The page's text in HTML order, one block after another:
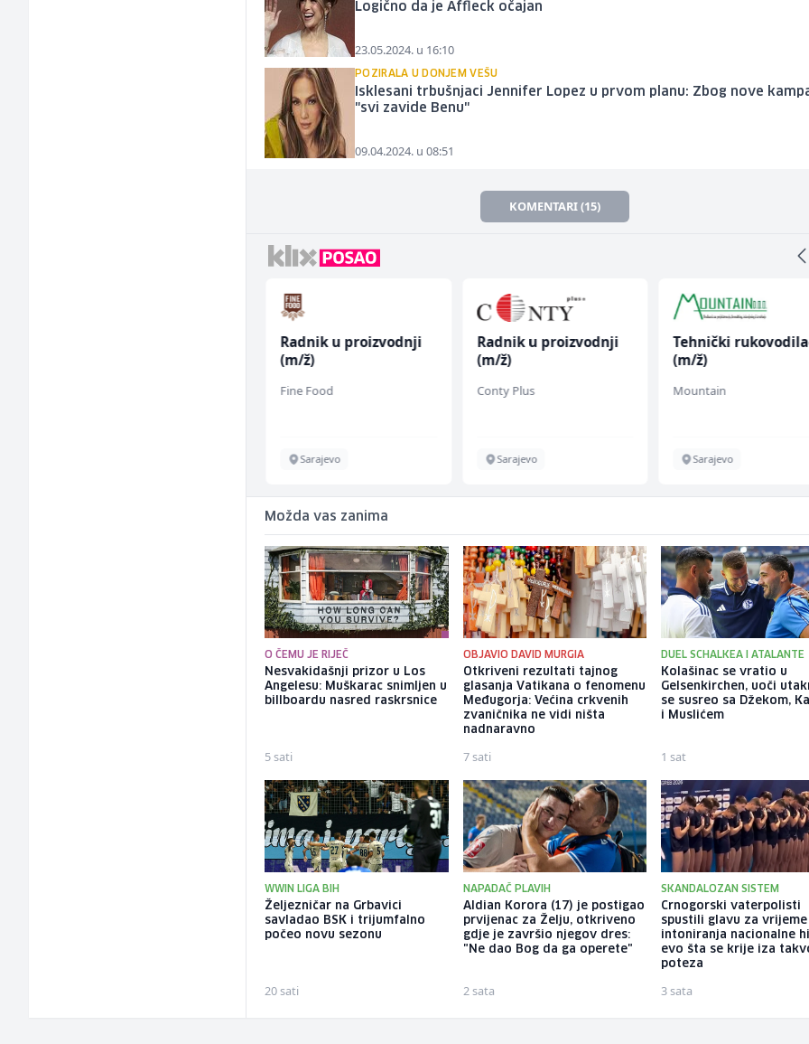
Logično da je Affleck očajan
23.05.2024. u 16:10
POZIRALA U DONJEM VEŠU
Isklesani trbušnjaci Jennifer Lopez u prvom planu: Zbog nove
"svi zavide Benu"
09.04.2024. u 08:51
KOMENTARI (15)
Radnik u proizvodnji
(m/ž)
Fine Food
Sarajevo
Radnik u proizvodnji
(m/ž)
Conty Plus
Sarajevo
Tehnički
(m/ž)
Mountain
Sarajevo
Možda vas zanima
O ČEMU JE RIJEČ
Nesvakidašnji prizor u Los
Angelesu: Muškarac snimljen u
billboardu nasred raskrsnice
5 sati
OBJAVIO DAVID MURGIA
Otkriveni rezultati tajnog
glasanja Vatikana o fenomenu
Međugorja: Većina crkvenih
zvaničnika ne vidi ništa
nadnaravno
7 sati
DUEL SCHALKEA I ATALANTE
Kolašinac se vratio u
Gelsenkirchen, uoči
se susreo sa Džekom,
i Muslićem
1 sat
WWIN LIGA BIH
Željezničar na Grbavici
savladao BSK i trijumfalno
počeo novu sezonu
20 sati
NAPADAČ PLAVIH
Aldian Korora (17) je postigao
prvijenac za Želju, otkriveno
gdje je završio njegov dres:
"Ne dao Bog da ga operete"
2 sata
SKANDALOZAN SISTEM
Crnogorski vaterpolisti
spustili glavu za vrijeme
intoniranja nacionalne
evo šta se krije iza
poteza
3 sata